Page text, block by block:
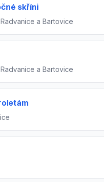
skříni
a Bartovice
a Bartovice